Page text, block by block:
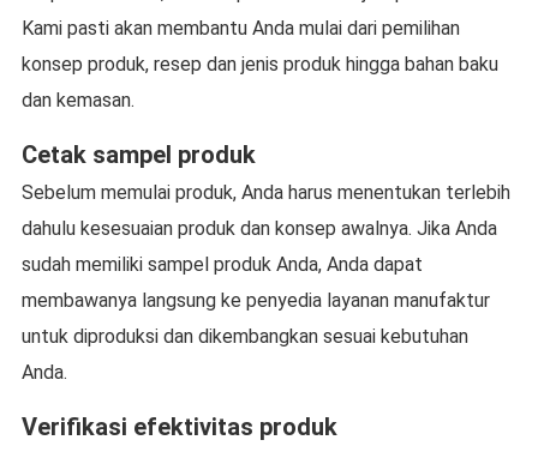
Kami pasti akan membantu Anda mulai dari pemilihan
konsep produk, resep dan jenis produk hingga bahan baku
dan kemasan.
Cetak sampel produk
Sebelum memulai produk, Anda harus menentukan terlebih
dahulu kesesuaian produk dan konsep awalnya. Jika Anda
sudah memiliki sampel produk Anda, Anda dapat
membawanya langsung ke penyedia layanan manufaktur
untuk diproduksi dan dikembangkan sesuai kebutuhan
Anda.
Verifikasi efektivitas produk